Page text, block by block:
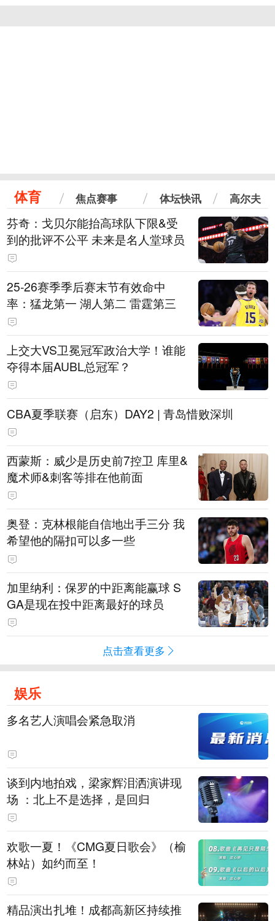
体育 焦点赛事 体坛快讯 高尔夫
芬奇：戈贝尔能抬高球队下限&受
到的批评不公平 未来是名人堂球员
25-26赛季季后赛末节有效命中
率：猛龙第一 湖人第二 雷霆第三
上交大VS卫冕冠军政治大学！谁能
夺得本届AUBL总冠军？
CBA夏季联赛（启东）DAY2 | 青岛惜败深圳
西蒙斯：威少是历史前7控卫 库里&
魔术师&刺客等排在他前面
奥登：克林根能自信地出手三分 我
希望他的隔扣可以多一些
加里纳利：保罗的中距离能赢球 S
GA是现在投中距离最好的球员
点击查看更多
娱乐
多名艺人演唱会紧急取消
谈到内地拍戏，梁家辉泪洒演讲现
场 ：北上不是选择，是回归
欢歌一夏！《CMG夏日歌会》（榆
林站）如约而至！
精品演出扎堆！成都高新区持续推